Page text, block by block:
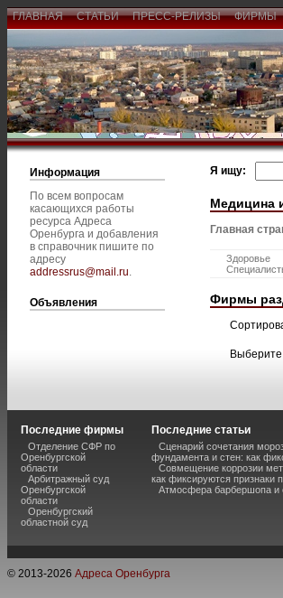
ГЛАВНАЯ СТАТЬИ ПРЕСС-РЕЛИЗЫ ФИРМЫ
Информация
По всем вопросам
касающихся работы
ресурса Адреса
Оренбурга и добавления
в справочник пишите по
адресу
addressrus@mail.ru.
Объявления
Я ищу:
Медицина
Главная
Здоровье
Фирмы
Выберите
Последние фирмы
Отделение СФР по
Оренбургской
области
Арбитражный суд
Оренбургской
области
Оренбургский
областной суд
Последние статьи
Сценарий сочетания
фундамента и стен: как
Совмещение коррозии
как фиксируются признаки
Атмосфера барбершопа и
© 2013-2026 Адреса Оренбурга